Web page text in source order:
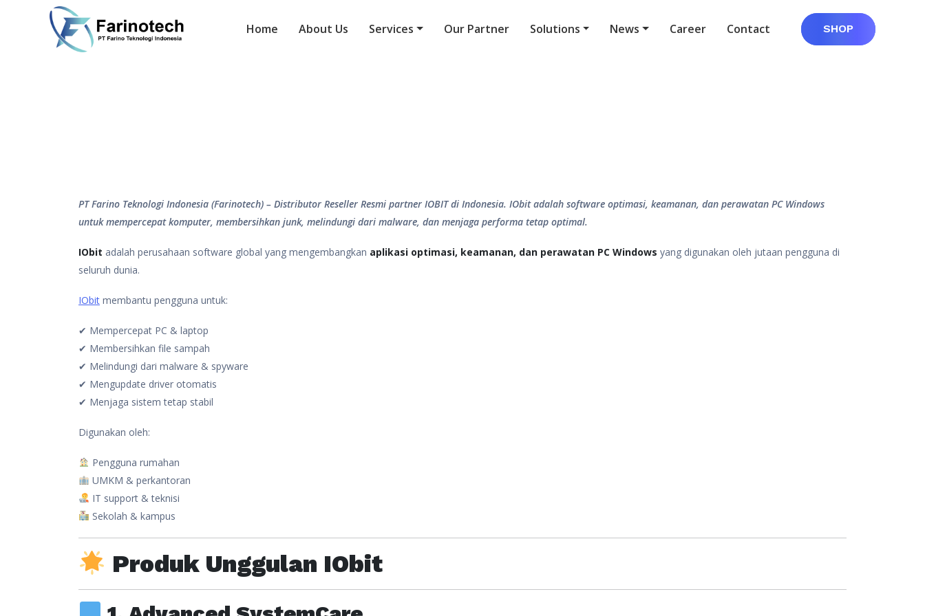
Home About Us Services Our Partner Solutions News Career Contact SHOP
PT Farino Teknologi Indonesia (Farinotech) – Distributor Reseller Resmi partner IOBIT di Indonesia. IObit adalah software optimasi, keamanan, dan perawatan PC Windows
untuk mempercepat komputer, membersihkan junk, melindungi dari malware, dan menjaga performa tetap optimal.
IObit adalah perusahaan software global yang mengembangkan aplikasi optimasi, keamanan, dan perawatan PC Windows yang digunakan oleh jutaan pengguna di
seluruh dunia.
IObit membantu pengguna untuk:
✔ Mempercepat PC & laptop
✔ Membersihkan file sampah
✔ Melindungi dari malware & spyware
✔ Mengupdate driver otomatis
✔ Menjaga sistem tetap stabil
Digunakan oleh:
Pengguna rumahan
UMKM & perkantoran
IT support & teknisi
Sekolah & kampus
Produk Unggulan IObit